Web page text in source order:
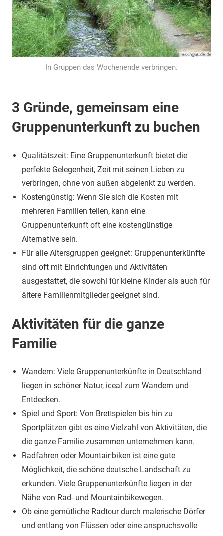
In Gruppen das Wochenende verbringen.
3 Gründe, gemeinsam eine
Gruppenunterkunft zu buchen
Qualitätszeit: Eine Gruppenunterkunft bietet die
perfekte Gelegenheit, Zeit mit seinen Lieben zu
verbringen, ohne von außen abgelenkt zu werden.
Kostengünstig: Wenn Sie sich die Kosten mit
mehreren Familien teilen, kann eine
Gruppenunterkunft oft eine kostengünstige
Alternative sein.
Für alle Altersgruppen geeignet: Gruppenunterkünfte
sind oft mit Einrichtungen und Aktivitäten
ausgestattet, die sowohl für kleine Kinder als auch für
ältere Familienmitglieder geeignet sind.
Aktivitäten für die ganze
Familie
Wandern: Viele Gruppenunterkünfte in Deutschland
liegen in schöner Natur, ideal zum Wandern und
Entdecken.
Spiel und Sport: Von Brettspielen bis hin zu
Sportplätzen gibt es eine Vielzahl von Aktivitäten, die
die ganze Familie zusammen unternehmen kann.
Radfahren oder Mountainbiken ist eine gute
Möglichkeit, die schöne deutsche Landschaft zu
erkunden. Viele Gruppenunterkünfte liegen in der
Nähe von Rad- und Mountainbikewegen.
Ob eine gemütliche Radtour durch malerische Dörfer
und entlang von Flüssen oder eine anspruchsvolle